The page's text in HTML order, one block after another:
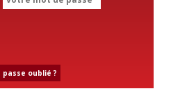
passe oublié ?